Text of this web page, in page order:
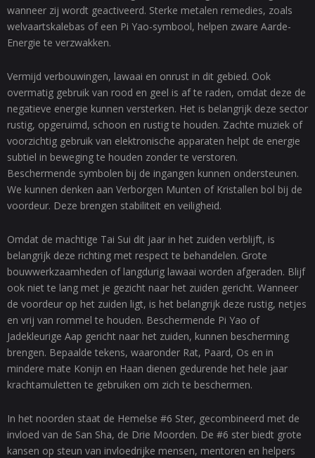
wanneer zij wordt geactiveerd. Sterke metalen remedies, zoals
welvaartskalebas of een Pi Yao-symbool, helpen zware Aarde-
Energie te verzwakken.
Vermijd verbouwingen, lawaai en onrust in dit gebied. Ook
overmatig gebruik van rood en geel is af te raden, omdat deze de
negatieve energie kunnen versterken. Het is belangrijk deze sector
rustig, opgeruimd, schoon en rustig te houden. Zachte muziek of
voorzichtig gebruik van elektronische apparaten helpt de energie
subtiel in beweging te houden zonder te verstoren.
Beschermende symbolen bij de ingangen kunnen ondersteunen.
We kunnen denken aan Verborgen Munten of Kristallen bol bij de
voordeur. Deze brengen stabiliteit en veiligheid.
Omdat de machtige Tai Sui dit jaar in het zuiden verblijft, is
belangrijk deze richting met respect te behandelen. Grote
bouwwerkzaamheden of langdurig lawaai worden afgeraden. Blijf
ook niet te lang met je gezicht naar het zuiden gericht. Wanneer
de voordeur op het zuiden ligt, is het belangrijk deze rustig, netjes
en vrij van rommel te houden. Beschermende Pi Yao of
Jadekleurige Aap gericht naar het zuiden, kunnen bescherming
brengen. Bepaalde tekens, waaronder Rat, Paard, Os en in
mindere mate Konijn en Haan dienen gedurende het hele jaar
krachtamuletten te gebruiken om zich te beschermen.
In het noorden staat de Hemelse #6 Ster, gecombineerd met de
invloed van de San Sha, de Drie Moorden. De #6 ster biedt grote
kansen op steun van invloedrijke mensen, mentoren en helpers